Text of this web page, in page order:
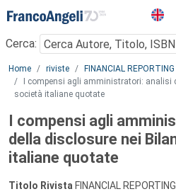
Menu
Cerca:
Main content
Home riviste FINANCIAL REPORTING
I compensi agli amministratori:
società italiane quotate
I compensi agli
della disclosure nei
italiane quotate
Titolo Rivista FINANCIAL REPORTING